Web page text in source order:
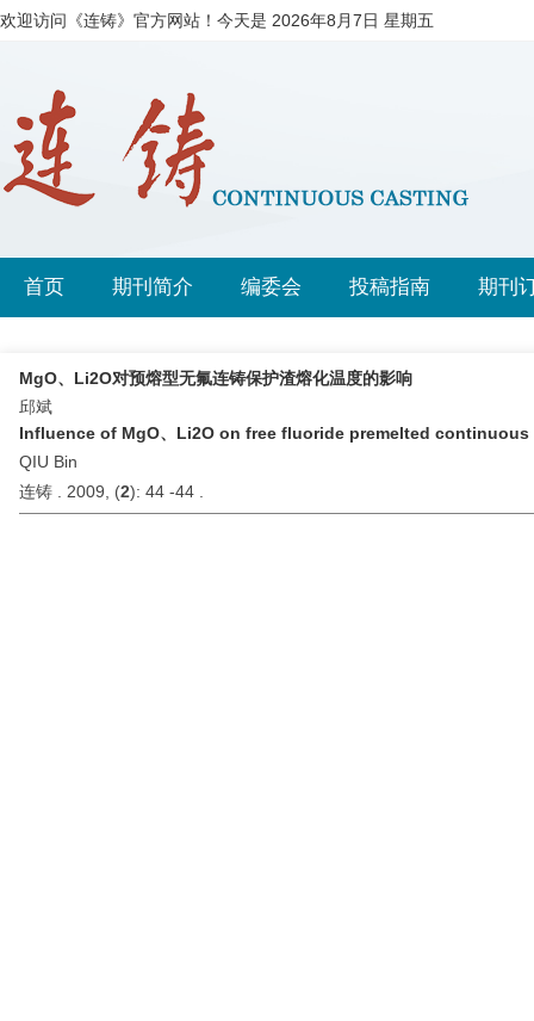
欢迎访问《连铸》官方网站！今天是 2026年8月7日 星期五
首页 期刊简介 编委会 投稿指南 期刊
MgO、Li2O对预熔型无氟连铸保护渣熔化温度的影响
邱斌
Influence of MgO、Li2O on free fluoride premelted
QIU Bin
连铸 . 2009, (2): 44 -44 .